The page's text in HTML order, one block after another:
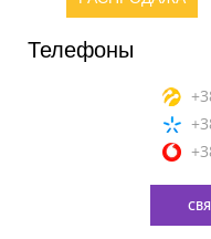
Телефоны